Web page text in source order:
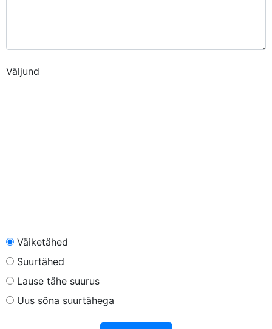
Väljund
Väiketähed
Suurtähed
Lause tähe suurus
Uus sõna suurtähega